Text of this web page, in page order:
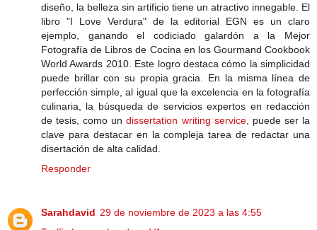
diseño, la belleza sin artificio tiene un atractivo innegable. El
libro "I Love Verdura" de la editorial EGN es un claro
ejemplo, ganando el codiciado galardón a la Mejor
Fotografía de Libros de Cocina en los Gourmand Cookbook
World Awards 2010. Este logro destaca cómo la simplicidad
puede brillar con su propia gracia. En la misma línea de
perfección simple, al igual que la excelencia en la fotografía
culinaria, la búsqueda de servicios expertos en redacción
de tesis, como undissertation writing service, puede ser la
clave para destacar en la compleja tarea de redactar una
disertación de alta calidad.
Responder
Sarahdavid 29 de noviembre de 2023 a las 4:55